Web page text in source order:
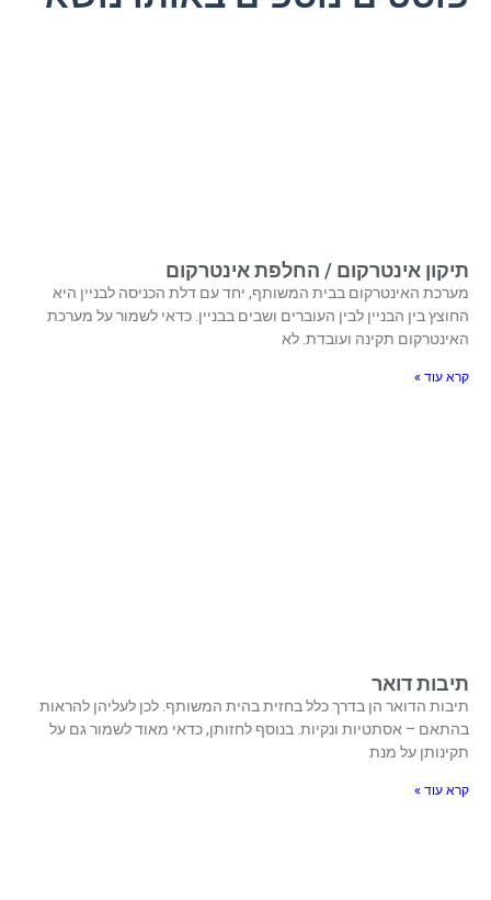
תיקון אינטרקום / החלפת אינטרקום
מערכת האינטרקום בבית המשותף, יחד עם דלת הכניסה לבניין היא
החוצץ בין הבניין לבין העוברים ושבים בבניין. כדאי לשמור על מערכת
האינטרקום תקינה ועובדת. לא
קרא עוד »
תיבות דואר
תיבות הדואר הן בדרך כלל בחזית בהית המשותף. לכן לעליהן להראות
בהתאם – אסתטיות ונקיות. בנוסף לחזותן, כדאי מאוד לשמור גם על
תקינותן על מנת
קרא עוד »